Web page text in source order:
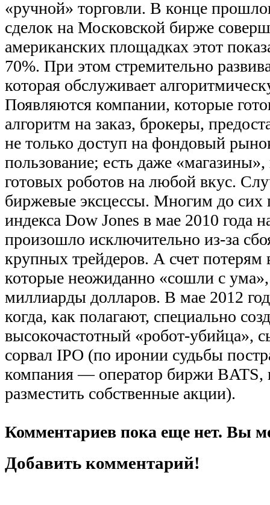
«ручной» торговли. В конце
сделок на Московской бирже
американских площадках этот
70%. При этом стремительно
которая обслуживает
Появляются компании, которые
алгоритм на заказ, брокеры,
не только доступ на фондовый
пользование; есть даже
готовых роботов на любой вкус.
биржевые эксцессы. Многим до сих
индекса Dow Jones в мае 2010 года
произошло исключительно из-за
крупных трейдеров. А счет потерям
которые неожиданно «сошли с
миллиарды долларов. В мае 2012
когда, как полагают, специально
высокочастотный «робот-убийца»,
сорвал IPO (по иронии судьбы
компания — оператор биржи BATS,
разместить собственные акции).
Комментариев пока еще нет. Вы
Добавить комментарий!